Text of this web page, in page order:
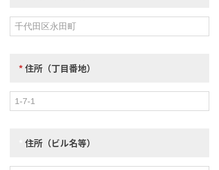
*住所（丁目番地）
住所（ビル名等）